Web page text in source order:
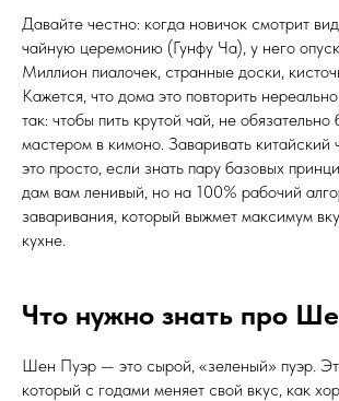
Давайте честно: когда новичок смотрит
чайную церемонию (Гунфу Ча), у него
Миллион пиалочек, странные доски,
Кажется, что дома это повторить
так: чтобы пить крутой чай, не
мастером в кимоно. Заваривать китайский
это просто, если знать пару базовых
дам вам ленивый, но на 100% рабочий
заваривания, который выжмет максимум
кухне.
Что нужно знать про
Шен Пуэр — это сырой, «зеленый» пуэр.
который с годами меняет свой вкус, как